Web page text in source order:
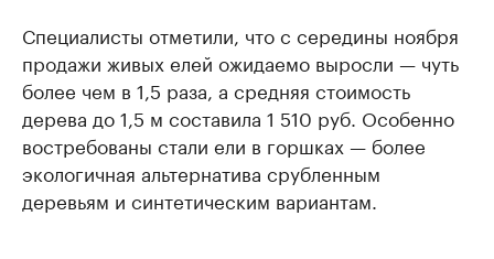
Специалисты отметили, что с середины ноября
продажи живых елей ожидаемо выросли — чуть
более чем в 1,5 раза, а средняя стоимость
дерева до 1,5 м составила 1 510 руб. Особенно
востребованы стали ели в горшках — более
экологичная альтернатива срубленным
деревьям и синтетическим вариантам.